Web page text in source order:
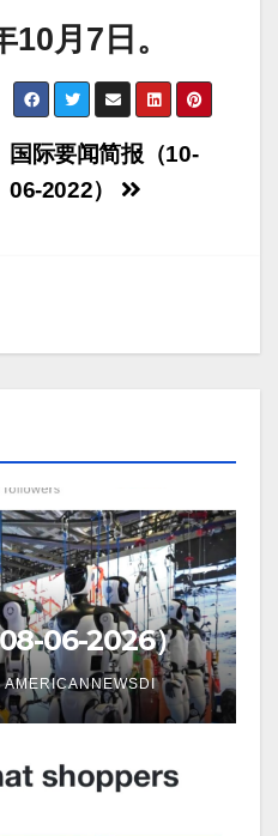
月7日。
国际要闻简报（10-
06-2022）
06-2026）
AMERICANNEWSDI